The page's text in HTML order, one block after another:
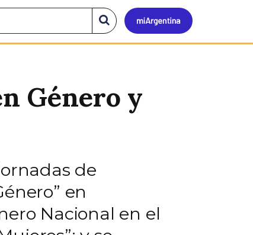
Mi
Buscar
en
el
Género y
de
en
Nacional en el